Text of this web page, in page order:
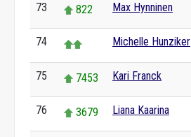
73 822 Max Hynninen
74 Michelle Hunziker
75 7453 Kari Franck
76 3679 Liana Kaarina